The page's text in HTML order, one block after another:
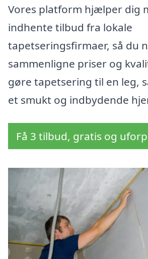
Vores platform hjælper dig
indhente tilbud fra lokale
tapetseringsfirmaer, så du
sammenligne priser og
gøre tapetsering til en leg,
et smukt og indbydende
Få 3 tilbud, gratis og